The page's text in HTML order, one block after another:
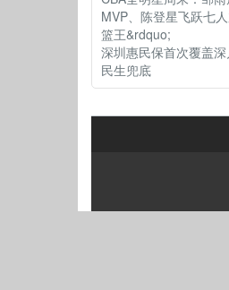
MVP、陈登星飞跃七
篮王&rdquo;
深圳惠民保首次覆盖
民生兜底